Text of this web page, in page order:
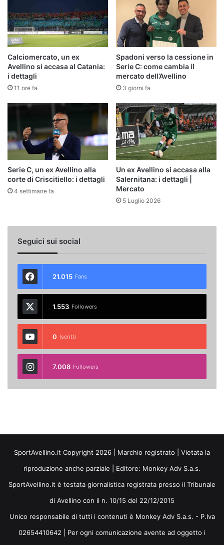
Calciomercato, un ex
Avellino si accasa al Catania:
i dettagli
11 ore fa
Spadoni verso la cessione in
Serie C: come cambia il
mercato dell’Avellino
3 giorni fa
Serie C, un ex Avellino alla
corte di Criscitiello: i dettagli
4 settimane fa
Un ex Avellino si accasa alla
Salernitana: i dettagli |
Mercato
5 Luglio 2026
Seguici sui social
21.015 Fans
1.553 Followers
0 Iscritti
7.008 Followers
SportAvellino.it Copyright 2026 | Marchio registrato | Vietata la
riproduzione anche parziale | Editore: Monkey Adv S.a.s.
SportAvellino.it è testata giornalistica registrata presso il Tribunale
di Avellino con il n. 10/15 del 22/12/2015
Unico responsabile di tutti i contenuti è Monkey Adv S.a.s. - P.Iva
02654410642 | Per ogni comunicazione avente ad oggetto i